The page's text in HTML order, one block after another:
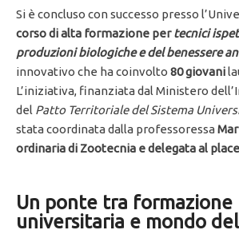
Si è concluso con successo presso
corso di alta formazione pertecnici
produzioni biologiche e del benessere
innovativo che ha coinvolto 80 giovani
L’iniziativa, finanziata dal Ministero
del Patto Territoriale del Sistema
stata coordinata dalla professoressa
ordinaria di Zootecnia e delegata al
Un ponte tra formazione
universitaria e mondo